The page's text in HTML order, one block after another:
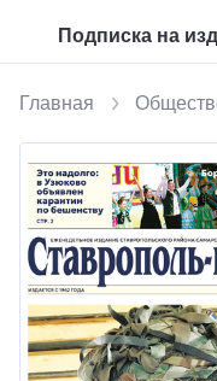
Подписка на
Главная